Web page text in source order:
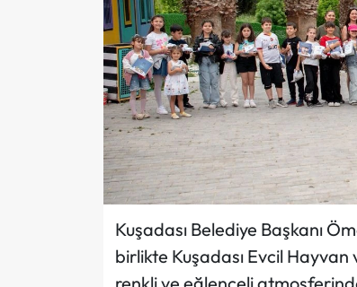
Kuşadası Belediye Başkanı
birlikte Kuşadası Evcil